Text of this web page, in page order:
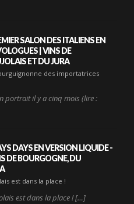
SALON DES ITALIENS EN
| VINS DE
ET DU JURA
des importatrices
portrait il y a cinq mois (lire :
DAYS EN VERSION LIQUIDE -
DE BOURGOGNE, DU
est dans la place !
est dans la place ! […]